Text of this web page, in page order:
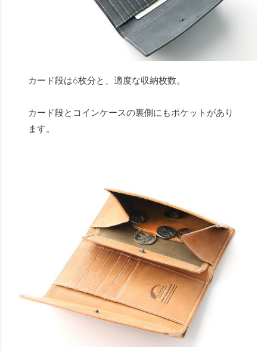
カード段は6枚分と、適度な収納枚数。
カード段とコインケースの裏側にもポケットがあり
ます。